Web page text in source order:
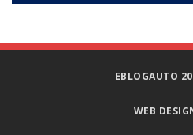
EBLOGAUTO
WEB